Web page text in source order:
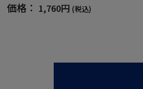
価格： 1,760円 (税込)